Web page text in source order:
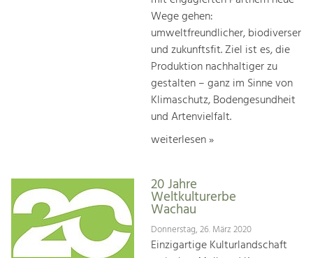
Wege gehen:
umweltfreundlicher, biodiverser
und zukunftsfit. Ziel ist es, die
Produktion nachhaltiger zu
gestalten – ganz im Sinne von
Klimaschutz, Bodengesundheit
und Artenvielfalt.
weiterlesen »
20 Jahre
Weltkulturerbe
Wachau
Donnerstag, 26. März 2020
Einzigartige Kulturlandschaft